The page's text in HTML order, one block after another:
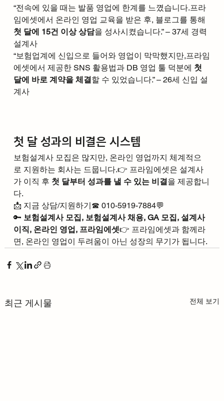
“전속에 있을 때는 발품 영업에 한계를 느꼈습니다.프라
임에셋에서 온라인 영업 교육을 받은 후, 블로그를 통해
첫 달에 15건 이상 상담을 성사시켰습니다.” – 37세 경력
설계사
“보험업계에 신입으로 들어와 영업이 막막했지만,프라임
에셋에서 제공한 SNS 활용법과 DB 영업 툴 덕분에 첫
달에 바로 계약을 체결할 수 있었습니다.” – 26세 신입 설
계사
첫 달 성과의 비결은 시스템
보험설계사 모집은 많지만, 온라인 영업까지 체계적으
로 지원하는 회사는 드뭅니다.👉 프라임에셋은 설계사
가 이직 후 첫 달부터 성과를 낼 수 있는 비결을 제공합니
다.
📩 지금 상담/지원하기☎ 010-5919-7884💬
🔑 보험설계사 모집, 보험설계사 채용, GA 모집, 설계사
이직, 온라인 영업, 프라임에셋👉 프라임에셋과 함께라
면, 온라인 영업이 두려움이 아닌 성장의 무기가 됩니다.
최근 게시물 전체 보기